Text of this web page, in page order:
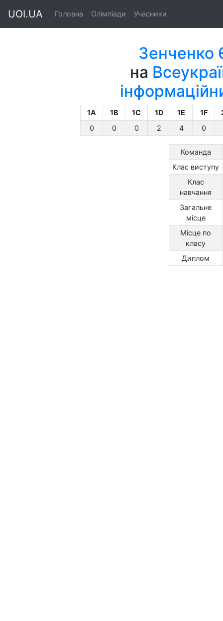
UOI.UA Головна Олімпіади Учасники
Зенченко
на
1A 1B 1C 1D 1E 1F
0
0 0 2 4 0
Команда
Клас виступу
Клас
навчання
Загальне
місце
Місце по
класу
Диплом